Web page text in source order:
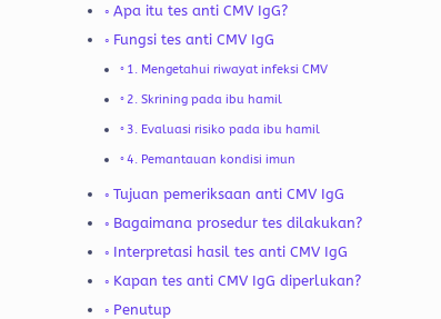
Apa itu tes anti CMV IgG?
Fungsi tes anti CMV IgG
1. Mengetahui riwayat infeksi CMV
2. Skrining pada ibu hamil
3. Evaluasi risiko pada ibu hamil
4. Pemantauan kondisi imun
Tujuan pemeriksaan anti CMV IgG
Bagaimana prosedur tes dilakukan?
Interpretasi hasil tes anti CMV IgG
Kapan tes anti CMV IgG diperlukan?
Penutup